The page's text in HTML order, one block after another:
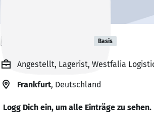
Diego Cassaro Basis
Angestellt, Lagerist, Westfalia
Frankfurt, Deutschland
Logg Dich ein, um alle Einträge zu sehen.